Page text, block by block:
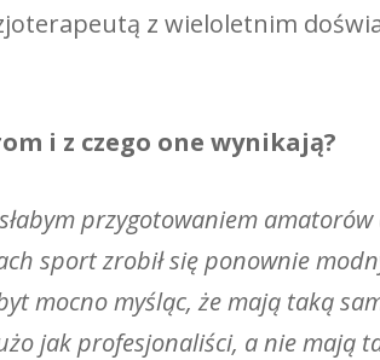
z wieloletnim
i z czego one wynikają?
przygotowaniem
sport zrobił się ponownie
mocno myśląc, że mają taką
jak profesjonaliści, a nie mają